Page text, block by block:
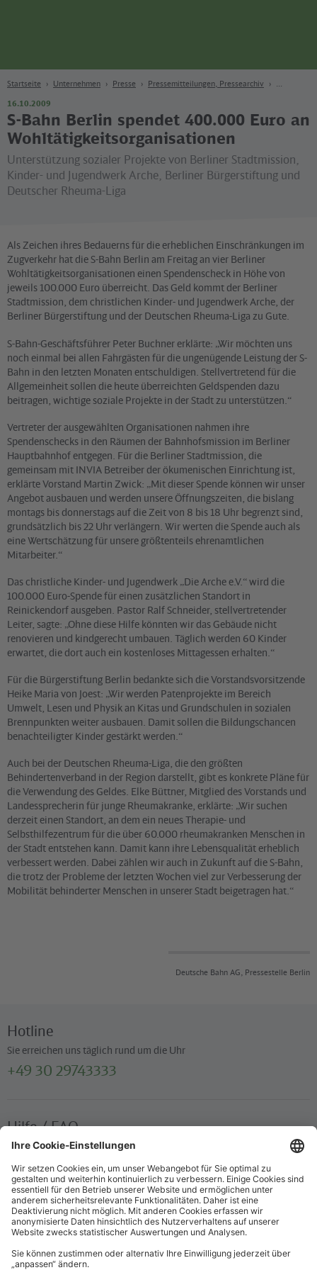
Startseite Unternehmen Presse Pressemitteilungen, Pressearchiv
16.10.2009
S-Bahn Berlin spendet 400.000 Euro an
Wohltätigkeitsorganisationen
Unterstützung sozialer Projekte von Berliner Stadtmission,
Kinder- und Jugendwerk Arche, Berliner Bürgerstiftung und
Deutscher Rheuma-Liga
Als Zeichen ihres Bedauerns für die erheblichen Einschränkungen im
Zugverkehr hat die S-Bahn Berlin am Freitag an vier Berliner
Wohltätigkeitsorganisationen einen Spendenscheck in Höhe von
jeweils 100.000 Euro überreicht. Das Geld kommt der Berliner
Stadtmission, dem christlichen Kinder- und Jugendwerk Arche, der
Berliner Bürgerstiftung und der Deutschen Rheuma-Liga zu Gute.
S-Bahn-Geschäftsführer Peter Buchner erklärte: „Wir möchten uns
noch einmal bei allen Fahrgästen für die ungenügende Leistung der S-
Bahn in den letzten Monaten entschuldigen. Stellvertretend für die
Allgemeinheit sollen die heute überreichten Geldspenden dazu
beitragen, wichtige soziale Projekte in der Stadt zu unterstützen.“
Vertreter der ausgewählten Organisationen nahmen ihre
Spendenschecks in den Räumen der Bahnhofsmission im Berliner
Hauptbahnhof entgegen. Für die Berliner Stadtmission, die
gemeinsam mit INVIA Betreiber der ökumenischen Einrichtung ist,
erklärte Vorstand Martin Zwick: „Mit dieser Spende können wir unser
Angebot ausbauen und werden unsere Öffnungszeiten, die bislang
montags bis donnerstags auf die Zeit von 8 bis 18 Uhr begrenzt sind,
grundsätzlich bis 22 Uhr verlängern. Wir werten die Spende auch als
eine Wertschätzung für unsere größtenteils ehrenamtlichen
Mitarbeiter.“
Das christliche Kinder- und Jugendwerk „Die Arche e.V.“ wird die
100.000 Euro-Spende für einen zusätzlichen Standort in
Reinickendorf ausgeben. Pastor Ralf Schneider, stellvertretender
Leiter, sagte: „Ohne diese Hilfe könnten wir das Gebäude nicht
renovieren und kindgerecht umbauen. Täglich werden 60 Kinder
erwartet, die dort auch ein kostenloses Mittagessen erhalten.“
Für die Bürgerstiftung Berlin bedankte sich die Vorstandsvorsitzende
Heike Maria von Joest: „Wir werden Patenprojekte im Bereich
Umwelt, Lesen und Physik an Kitas und Grundschulen in sozialen
Brennpunkten weiter ausbauen. Damit sollen die Bildungschancen
benachteiligter Kinder gestärkt werden.“
Auch bei der Deutschen Rheuma-Liga, die den größten
Behindertenverband in der Region darstellt, gibt es konkrete Pläne für
die Verwendung des Geldes. Elke Büttner, Mitglied des Vorstands und
Landessprecherin für junge Rheumakranke, erklärte: „Wir suchen
derzeit einen Standort, an dem ein neues Therapie- und
Selbsthilfezentrum für die über 60.000 rheumakranken Menschen in
der Stadt entstehen kann. Damit kann ihre Lebensqualität erheblich
verbessert werden. Dabei zählen wir auch in Zukunft auf die S-Bahn,
die trotz der Probleme der letzten Wochen viel zur Verbesserung der
Mobilität behinderter Menschen in unserer Stadt beigetragen hat.“
Deutsche Bahn AG, Pressestelle Berlin
Hotline
Sie erreichen uns täglich rund um die Uhr
+49 30 29743333
Hilfe / FAQ
Die wichtigsten Antworten und Hilfestellungen für unterwegs
Verkaufsstellen
Ticketverkauf und persönliche Beratung